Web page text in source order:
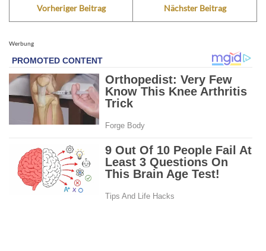
Vorheriger Beitrag Nächster Beitrag
Werbung